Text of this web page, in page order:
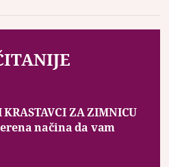
KRASTAVCI ZA ZIMNICU
načina da vam